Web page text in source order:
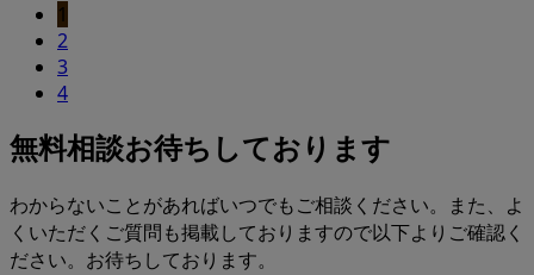
1
2
3
4
無料相談お待ちしております
わからないことがあればいつでもご相談ください。また、よ
くいただくご質問も掲載しておりますので以下よりご確認く
ださい。お待ちしております。